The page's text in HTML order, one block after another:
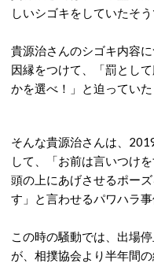
しいシゴキをしていたそう
貴源治さんのシゴキ内容
因縁をつけて、「罰とし
かを選べ！」と迫っていた
そんな貴源治さんは、
して、「お前は言いつけ
頭の上にあげさせるポー
す」と言わせるパワハラ
この時の騒動では、出場
が、相撲協会より半年間